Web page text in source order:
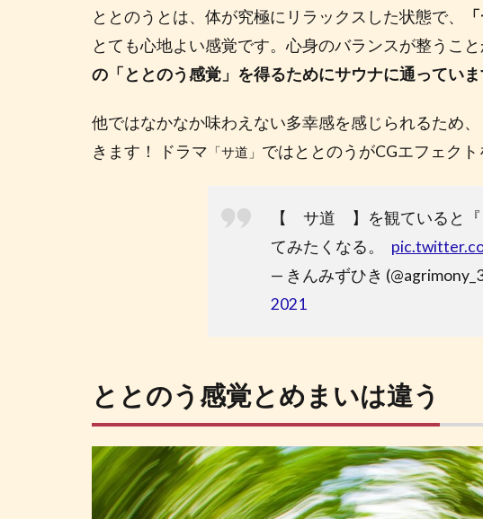
ナ
の
入
り
4
そし
感
覚
ま
と
め
ととのうとは、体が究極にリラックスした状態で、
とても心地よい感覚です。心身のバランスが整うこと
の「ととのう感覚」を得るためにサウナに通っていま
他ではなかなか味わえない多幸感を感じられるため
きます！ ドラマ 「サ道」 ではととのうがCGエフェク
【 サ道 】を観ていると『
てみたくなる。
— きんみずひき
2021
ととのう感覚とめまいは違う